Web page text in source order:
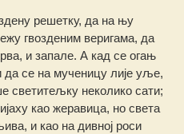
решетку, да на њу
гвозденим веригама, да
и запале. А кад се огањ
да се на мученицу лије уље,
светитељку неколико сати;
као жеравица, но света
и као на дивној роси